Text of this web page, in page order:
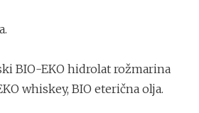
BIO-EKO hidrolat rožmarina
whiskey, BIO eterična olja.